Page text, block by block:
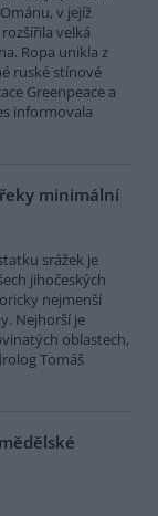
v jejíž
velká
Ropa unikla z
ruské stínové
Greenpeace a
informovala
minimální
srážek je
jihočeských
nejmenší
Nejhorší je
oblastech,
Tomáš